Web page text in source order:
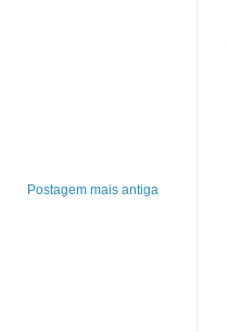
Postagem mais antiga